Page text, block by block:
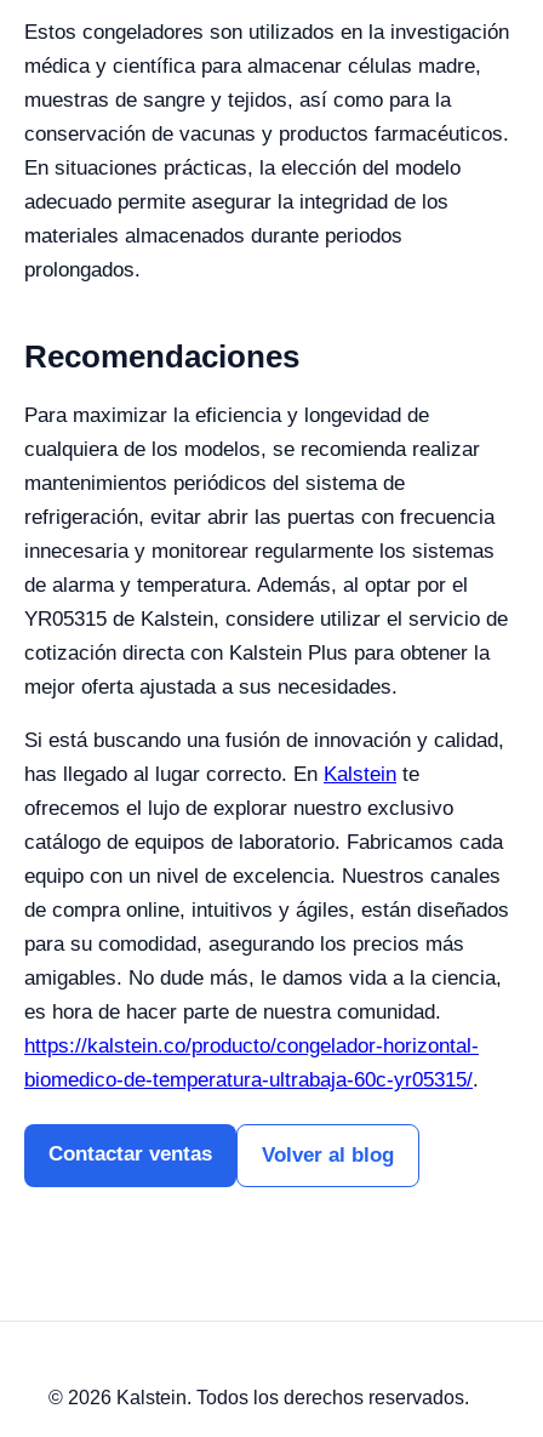
Estos congeladores son utilizados en la investigación
médica y científica para almacenar células madre,
muestras de sangre y tejidos, así como para la
conservación de vacunas y productos farmacéuticos.
En situaciones prácticas, la elección del modelo
adecuado permite asegurar la integridad de los
materiales almacenados durante periodos
prolongados.
Recomendaciones
Para maximizar la eficiencia y longevidad de
cualquiera de los modelos, se recomienda realizar
mantenimientos periódicos del sistema de
refrigeración, evitar abrir las puertas con frecuencia
innecesaria y monitorear regularmente los sistemas
de alarma y temperatura. Además, al optar por el
YR05315 de Kalstein, considere utilizar el servicio de
cotización directa con Kalstein Plus para obtener la
mejor oferta ajustada a sus necesidades.
Si está buscando una fusión de innovación y calidad,
has llegado al lugar correcto. En Kalstein te
ofrecemos el lujo de explorar nuestro exclusivo
catálogo de equipos de laboratorio. Fabricamos cada
equipo con un nivel de excelencia. Nuestros canales
de compra online, intuitivos y ágiles, están diseñados
para su comodidad, asegurando los precios más
amigables. No dude más, le damos vida a la ciencia,
es hora de hacer parte de nuestra comunidad.
https://kalstein.co/producto/congelador-horizontal-
biomedico-de-temperatura-ultrabaja-60c-yr05315/.
Contactar ventas Volver al blog
© 2026 Kalstein. Todos los derechos reservados.